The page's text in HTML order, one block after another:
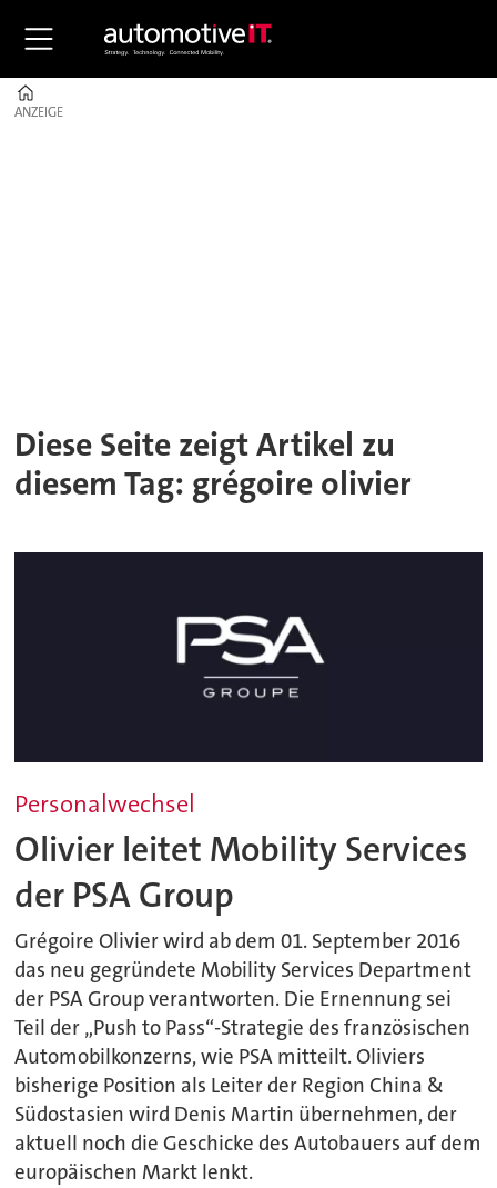
ANZEIGE
ANZEIGE
Diese Seite zeigt Artikel zu
diesem Tag: grégoire olivier
Personalwechsel
Olivier leitet Mobility Services
der PSA Group
Grégoire Olivier wird ab dem 01. September 2016
das neu gegründete Mobility Services Department
der PSA Group verantworten. Die Ernennung sei
Teil der „Push to Pass“-Strategie des französischen
Automobilkonzerns, wie PSA mitteilt. Oliviers
bisherige Position als Leiter der Region China &
Südostasien wird Denis Martin übernehmen, der
aktuell noch die Geschicke des Autobauers auf dem
europäischen Markt lenkt.